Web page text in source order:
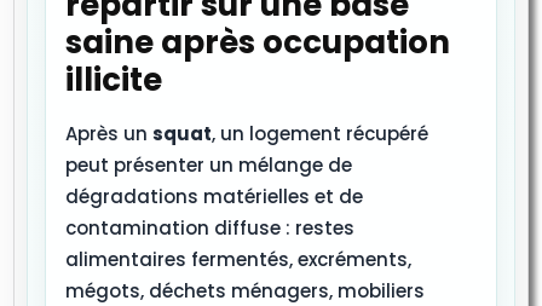
saine après occupation
illicite
Après unsquat, un logement récupéré
peut présenter un mélange de
dégradations matérielles et de
contamination diffuse : restes
alimentaires fermentés, excréments,
mégots, déchets ménagers, mobiliers